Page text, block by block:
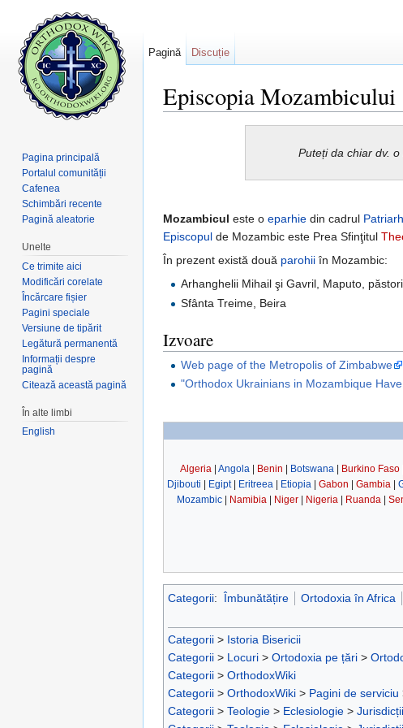
Episcopia Mozambicului
Puteți da chiar dv.
Mozambicul este o eparhie din cadrul
Episcopul de Mozambic este Prea Sfinţitul
În prezent există două parohii în Mozambic:
Arhanghelii Mihail şi Gavril, Maputo,
Sfânta Treime, Beira
Izvoare
Web page of the Metropolis of Zimbabwe
"Orthodox Ukrainians in Mozambique
Algeria Angola Benin Botswana Burkino Faso
Djibouti
Egipt| Eritreea| Etiopia| Gabon Gambia|
Mozambic| Namibia| Niger| Nigeria| Ruanda|
Categorii: Îmbunătățire Ortodoxia în Africa
Categorii > Istoria Bisericii
Categorii > Locuri > Ortodoxia pe țări >
Categorii > OrthodoxWiki
Categorii > OrthodoxWiki > Pagini de serviciu
Categorii > Teologie > Eclesiologie > Jurisdicții
Pagină Discuție
Pagina principală
Portalul comunității
Cafenea
Schimbări recente
Pagină aleatorie
Unelte
Ce trimite aici
Modificări corelate
Încărcare fișier
Pagini speciale
Versiune de tipărit
Legătură permanentă
Informații despre
pagină
Citează această pagină
În alte limbi
English